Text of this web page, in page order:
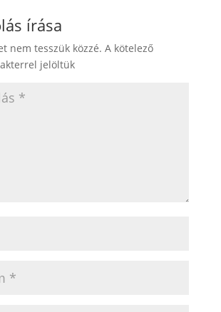
írása
nem tesszük közzé. A kötelező
jelöltük